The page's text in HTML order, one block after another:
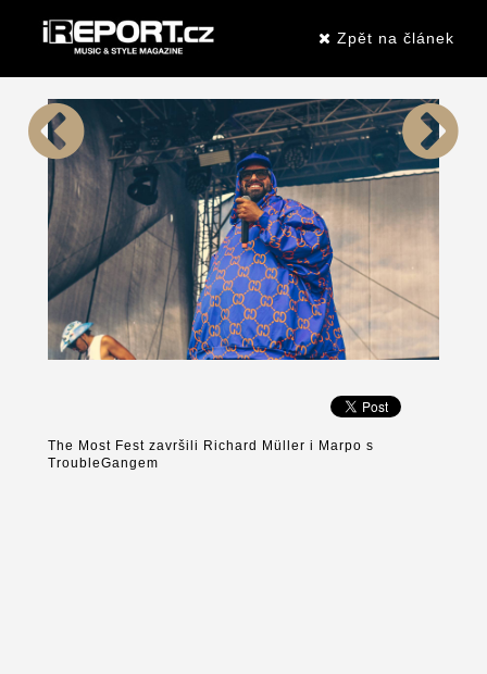
Zpět na článek
The Most Fest završili Richard Müller i Marpo s
TroubleGangem